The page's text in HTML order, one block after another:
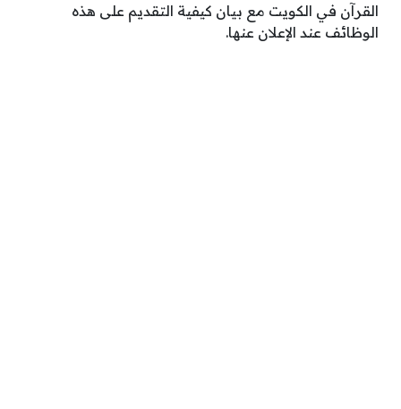
القرآن في الكويت مع بيان كيفية التقديم على هذه
الوظائف عند الإعلان عنها.